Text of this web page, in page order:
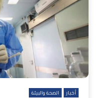
أخبار الصحة والبيئة